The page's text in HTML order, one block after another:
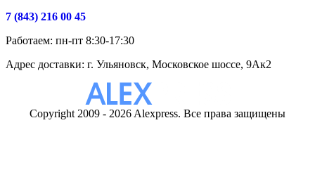
7 (843) 216 00 45
Работаем: пн-пт 8:30-17:30
Адрес доставки: г. Ульяновск, Московское шоссе, 9Ак2
Copyright 2009 - 2026 Alexpress. Все права защищены